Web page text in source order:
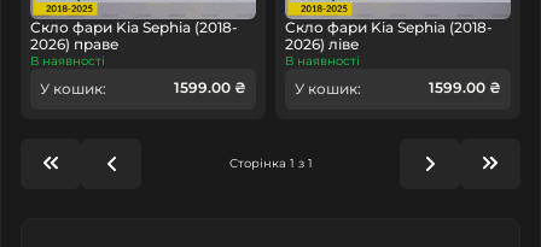
Скло фари Kia Sephia (2018-
2026) праве
В наявності
У кошик: 1599.00 ₴
Скло фари Kia Sephia (2018-
2026) ліве
В наявності
У кошик: 1599.00 ₴
Сторінка 1 з 1